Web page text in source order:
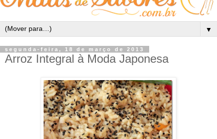
▼
segunda-feira, 18 de março de 2013
Arroz Integral à Moda Japonesa